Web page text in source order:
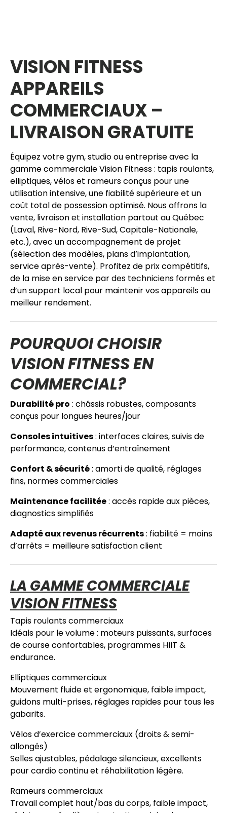
VISION FITNESS
APPAREILS
COMMERCIAUX –
LIVRAISON GRATUITE
Équipez votre gym, studio ou entreprise avec la
gamme commerciale Vision Fitness : tapis roulants,
elliptiques, vélos et rameurs conçus pour une
utilisation intensive, une fiabilité supérieure et un
coût total de possession optimisé. Nous offrons la
vente, livraison et installation partout au Québec
(Laval, Rive-Nord, Rive-Sud, Capitale-Nationale,
etc.), avec un accompagnement de projet
(sélection des modèles, plans d’implantation,
service après-vente). Profitez de prix compétitifs,
de la mise en service par des techniciens formés et
d’un support local pour maintenir vos appareils au
meilleur rendement.
POURQUOI CHOISIR
VISION FITNESS EN
COMMERCIAL?
Durabilité pro : châssis robustes, composants
conçus pour longues heures/jour
Consoles intuitives: interfaces claires, suivis de
performance, contenus d’entraînement
Confort & sécurité: amorti de qualité, réglages
fins, normes commerciales
Maintenance facilitée: accès rapide aux pièces,
diagnostics simplifiés
Adapté aux revenus récurrents: fiabilité = moins
d’arrêts = meilleure satisfaction client
LA GAMME COMMERCIALE
VISION FITNESS
Tapis roulants commerciaux
Idéals pour le volume : moteurs puissants, surfaces
de course confortables, programmes HIIT &
endurance.
Elliptiques commerciaux
Mouvement fluide et ergonomique, faible impact,
guidons multi-prises, réglages rapides pour tous les
gabarits.
Vélos d’exercice commerciaux (droits & semi-
allongés)
Selles ajustables, pédalage silencieux, excellents
pour cardio continu et réhabilitation légère.
Rameurs commerciaux
Travail complet haut/bas du corps, faible impact,